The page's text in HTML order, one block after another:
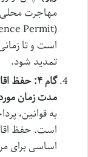
مهاجرت محلی
است و تا
تمدید شود.
گام ۴:
مدت زمان مورد نیاز
به قوانین،
است. حفظ
اساسی برای